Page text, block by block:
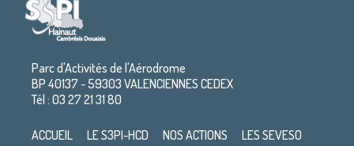
Parc d'Activités de l'Aérodrome
BP 40137 - 59303 VALENCIENNES CEDEX
Tél : 03 27 21 31 80
ACCUEIL LE S3PI-HCD NOS ACTIONS LES SEVESO